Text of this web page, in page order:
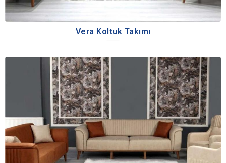
Vera Koltuk Takımı